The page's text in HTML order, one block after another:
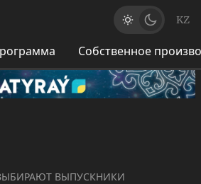
KZ
Собственное
ВЫПУСКНИКИ